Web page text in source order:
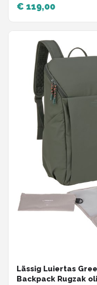
€ 119,00
Lässig Luiertas
Backpack Rugzak